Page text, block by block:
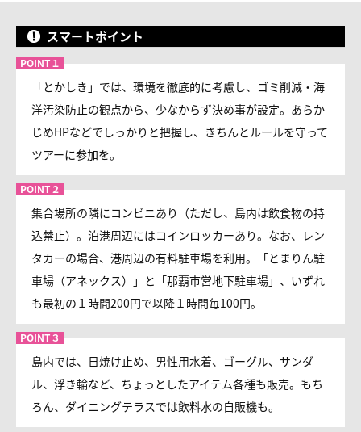
スマートポイント
「とかしき」では、環境を徹底的に考慮し、ゴミ削減・海
洋汚染防止の観点から、少なからず決め事が設定。あらか
じめHPなどでしっかりと把握し、きちんとルールを守って
ツアーに参加を。
集合場所の隣にコンビニあり（ただし、島内は飲食物の持
込禁止）。泊港周辺にはコインロッカーあり。なお、レン
タカーの場合、港周辺の有料駐車場を利用。「とまりん駐
車場（アネックス）」と「那覇市営地下駐車場」、いずれ
も最初の１時間200円で以降１時間毎100円。
島内では、日焼け止め、男性用水着、ゴーグル、サンダ
ル、浮き輪など、ちょっとしたアイテム各種も販売。もち
ろん、ダイニングテラスでは飲料水の自販機も。